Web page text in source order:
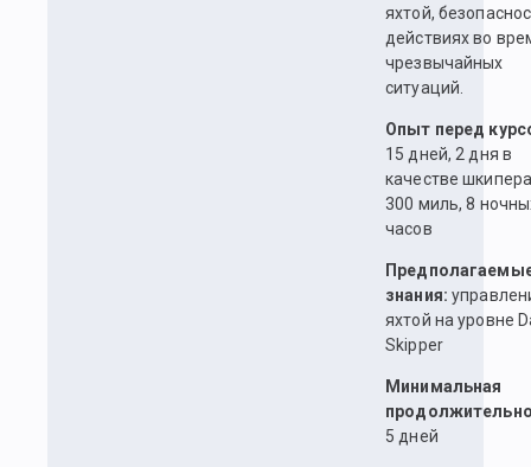
яхтой,
действиях во
чрезвычайных
ситуаций.
Опыт перед
15 дней, 2 дня в
качестве
300 миль, 8
часов
знания:
яхтой на уровне
Skipper
Минимальная
5 дней